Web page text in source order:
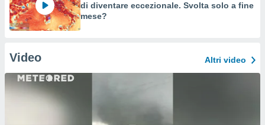
di diventare eccezionale. Svolta solo a fine
mese?
Video Altri video